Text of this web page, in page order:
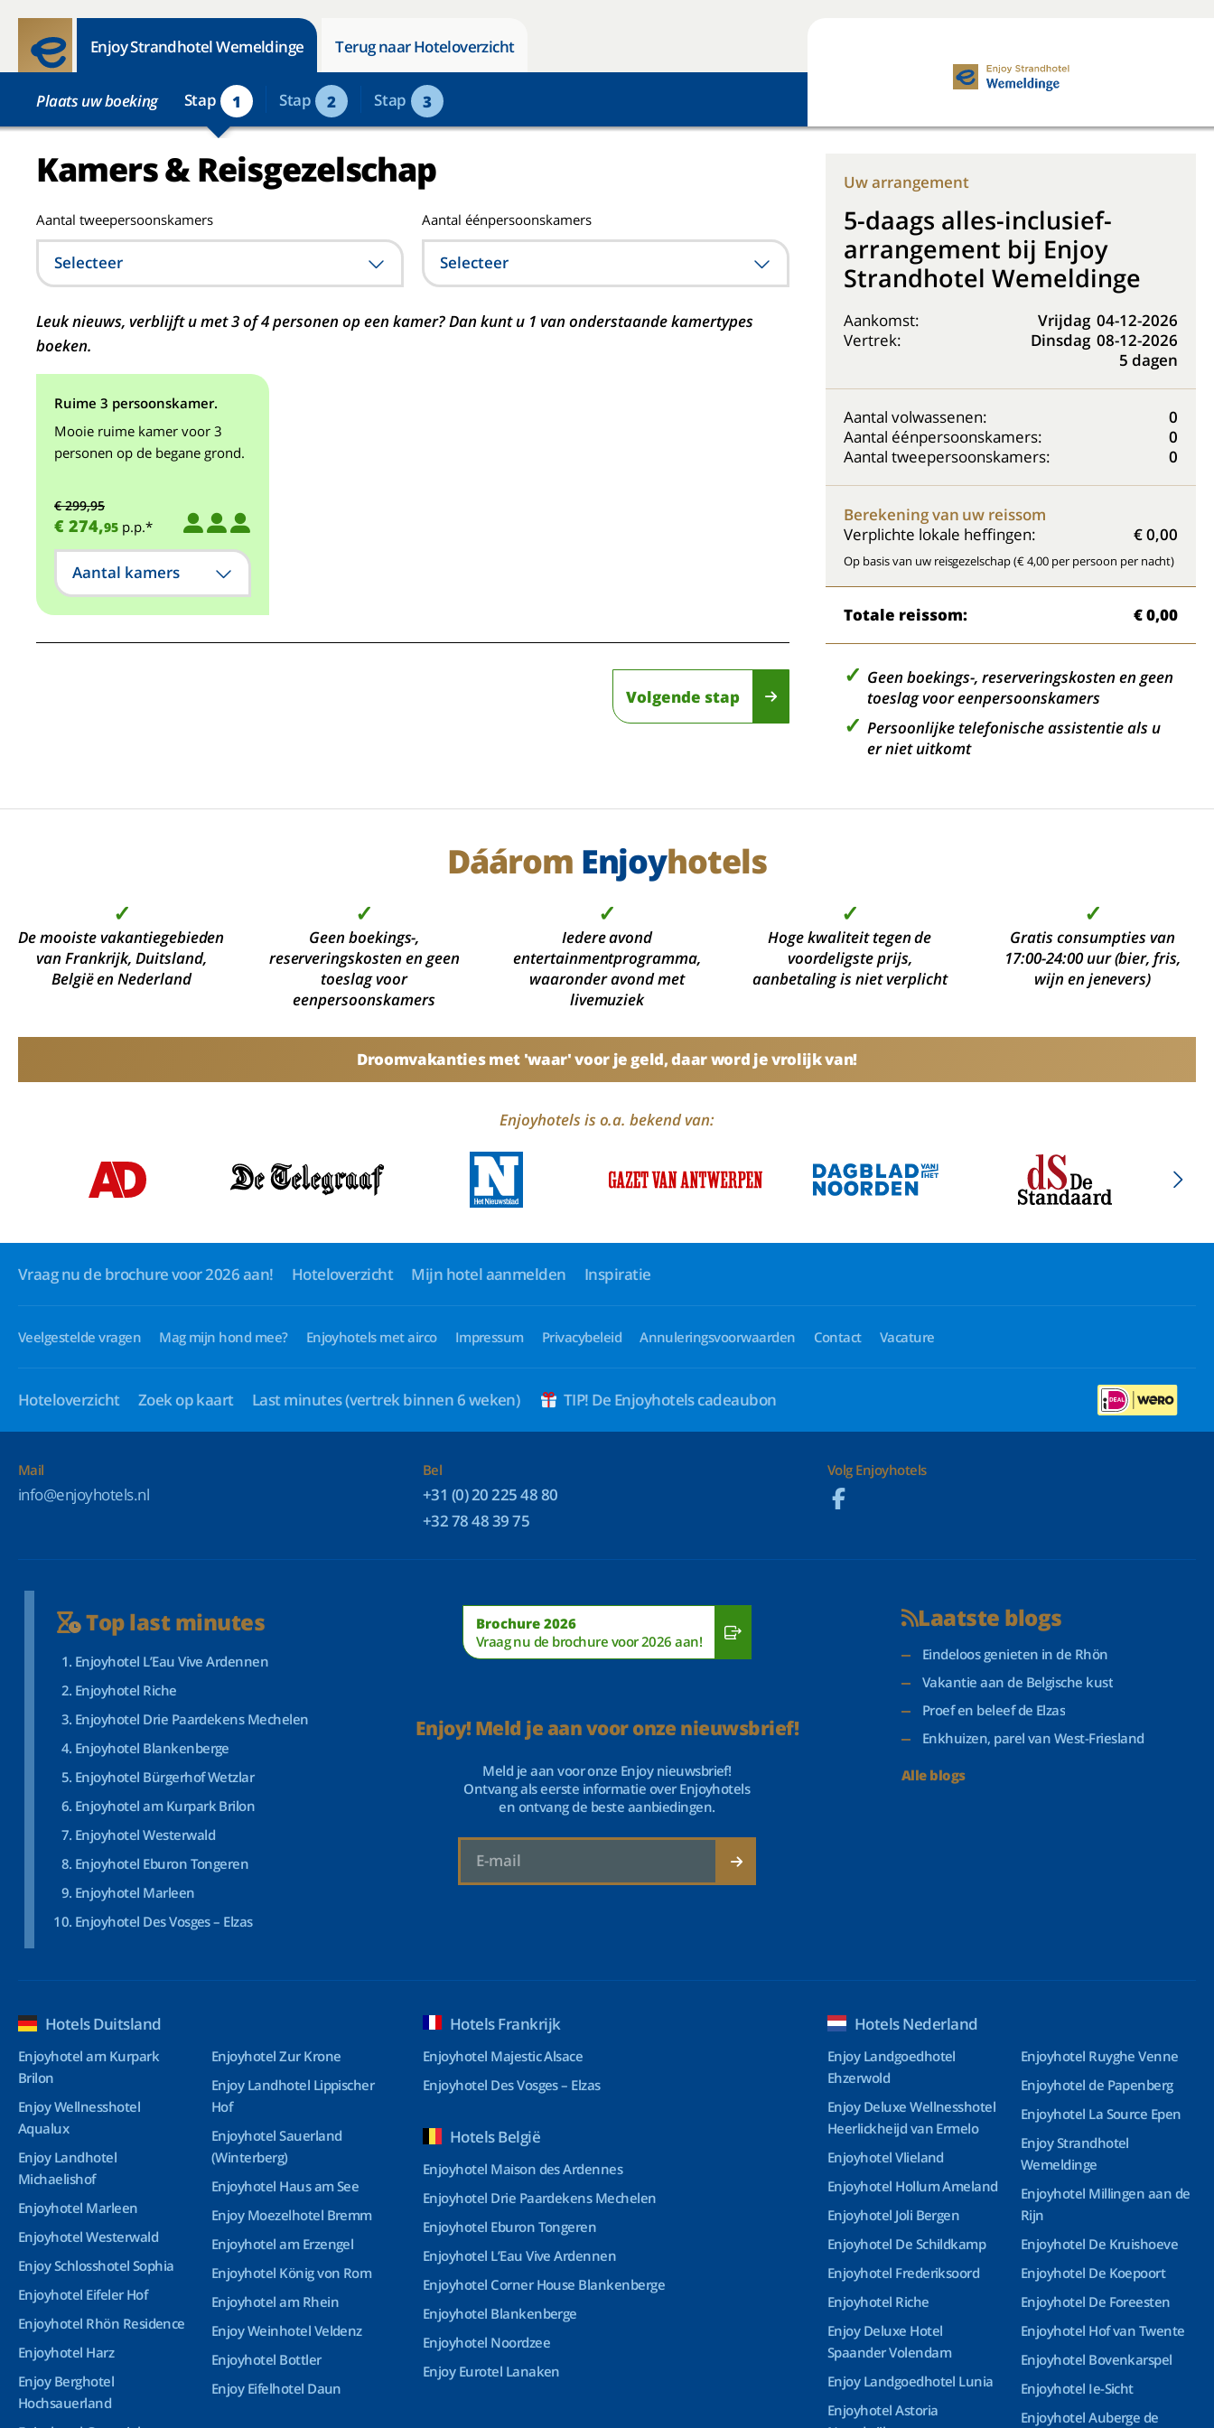
Enjoy Strandhotel Wemeldinge Terug naar Hoteloverzicht
Plaats uw boeking Stap 1 Stap 2 Stap 3
Kamers & Reisgezelschap
Aantal tweepersoonskamers
Selecteer
Aantal éénpersoonskamers
Selecteer
Leuk nieuws, verblijft u met 3 of 4 personen op een kamer? Dan kunt u 1 van onderstaande kamertypes
boeken.
Ruime 3 persoonskamer.
Mooie ruime kamer voor 3
personen op de begane grond.
€ 299,95
€ 274,95 p.p.*
Aantal kamers
Volgende stap
Uw arrangement
5-daags alles-inclusief-
arrangement bij Enjoy
Strandhotel Wemeldinge
Aankomst: Vrijdag 04-12-2026
Vertrek:
Dinsdag 08-12-2026
5 dagen
Aantal volwassenen:
0
Aantal éénpersoonskamers:
0
Aantal tweepersoonskamers:
0
Berekening van uw reissom
Verplichte lokale heffingen:
€ 0,00
Op basis van uw reisgezelschap (€ 4,00 per persoon per nacht)
Totale reissom: € 0,00
Geen boekings-, reserveringskosten en geen
toeslag voor eenpersoonskamers
Persoonlijke telefonische assistentie als u
er niet uitkomt
Dáárom Enjoyhotels
✓
De mooiste vakantiegebieden
van Frankrijk, Duitsland,
België en Nederland
✓
Geen boekings-,
reserveringskosten en geen
toeslag voor
eenpersoonskamers
✓
Iedere avond
entertainmentprogramma,
waaronder avond met
livemuziek
✓
Hoge kwaliteit tegen de
voordeligste prijs,
aanbetaling is niet verplicht
✓
Gratis consumpties van
17:00-24:00 uur (bier, fris,
wijn en jenevers)
Droomvakanties met 'waar' voor je geld, daar word je vrolijk van!
Enjoyhotels is o.a. bekend van:
Vraag nu de brochure voor 2026 aan! Hoteloverzicht Mijn hotel aanmelden Inspiratie
Veelgestelde vragen Mag mijn hond mee? Enjoyhotels met airco Impressum Privacybeleid Annuleringsvoorwaarden Contact Vacature
Hoteloverzicht Zoek op kaart Last minutes(vertrek binnen 6 weken) TIP! De Enjoyhotels cadeaubon
Mail
info@enjoyhotels.nl
Bel
+31 (0) 20 225 48 80
+32 78 48 39 75
Volg Enjoyhotels
Top last minutes
Enjoyhotel L’Eau Vive Ardennen
Enjoyhotel Riche
Enjoyhotel Drie Paardekens Mechelen
Enjoyhotel Blankenberge
Enjoyhotel Bürgerhof Wetzlar
Enjoyhotel am Kurpark Brilon
Enjoyhotel Westerwald
Enjoyhotel Eburon Tongeren
Enjoyhotel Marleen
Enjoyhotel Des Vosges – Elzas
Brochure 2026
Vraag nu de brochure voor 2026 aan!
Enjoy! Meld je aan voor onze nieuwsbrief!
Meld je aan voor onze Enjoy nieuwsbrief!
Ontvang als eerste informatie over Enjoyhotels
en ontvang de beste aanbiedingen.
Laatste blogs
Eindeloos genieten in de Rhön
Vakantie aan de Belgische kust
Proef en beleef de Elzas
Enkhuizen, parel van West-Friesland
Alle blogs
Hotels Duitsland
Enjoyhotel am Kurpark
Brilon
Enjoy Wellnesshotel
Aqualux
Enjoy Landhotel
Michaelishof
Enjoyhotel Marleen
Enjoyhotel Westerwald
Enjoy Schlosshotel Sophia
Enjoyhotel Eifeler Hof
Enjoyhotel Rhön Residence
Enjoyhotel Harz
Enjoy Berghotel
Hochsauerland
Enjoyhotel Zur Krone
Enjoy Landhotel Lippischer
Hof
Enjoyhotel Sauerland
(Winterberg)
Enjoyhotel Haus am See
Enjoy Moezelhotel Bremm
Enjoyhotel am Erzengel
Enjoyhotel König von Rom
Enjoyhotel am Rhein
Enjoy Weinhotel Veldenz
Enjoyhotel Bottler
Enjoy Eifelhotel Daun
Hotels Frankrijk
Enjoyhotel Majestic Alsace
Enjoyhotel Des Vosges – Elzas
Hotels België
Enjoyhotel Maison des Ardennes
Enjoyhotel Drie Paardekens Mechelen
Enjoyhotel Eburon Tongeren
Enjoyhotel L’Eau Vive Ardennen
Enjoyhotel Corner House Blankenberge
Enjoyhotel Blankenberge
Enjoyhotel Noordzee
Enjoy Eurotel Lanaken
Hotels Nederland
Enjoy Landgoedhotel
Ehzerwold
Enjoy Deluxe Wellnesshotel
Heerlickheijd van Ermelo
Enjoyhotel Vlieland
Enjoyhotel Hollum Ameland
Enjoyhotel Joli Bergen
Enjoyhotel De Schildkamp
Enjoyhotel Frederiksoord
Enjoyhotel Riche
Enjoy Deluxe Hotel
Spaander Volendam
Enjoy Landgoedhotel Lunia
Enjoyhotel Astoria
Enjoyhotel Ruyghe Venne
Enjoyhotel de Papenberg
Enjoyhotel La Source Epen
Enjoy Strandhotel
Wemeldinge
Enjoyhotel Millingen aan de
Rijn
Enjoyhotel De Kruishoeve
Enjoyhotel De Koepoort
Enjoyhotel De Foreesten
Enjoyhotel Hof van Twente
Enjoyhotel Bovenkarspel
Enjoyhotel Ie-Sicht
Enjoyhotel Auberge de